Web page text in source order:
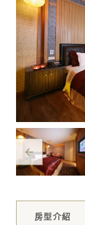
arrow_back
房型介紹